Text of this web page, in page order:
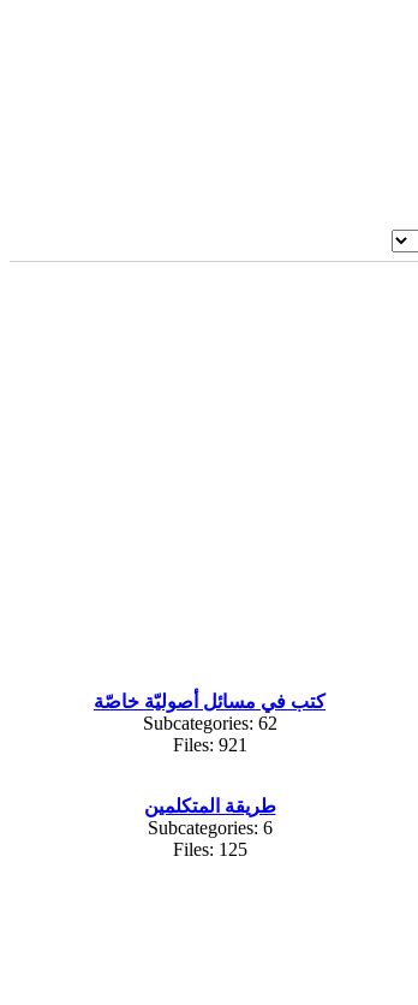
كتب في مسائل أصوليّة خاصّة
Subcategories: 62
Files: 921
طريقة المتكلمين
Subcategories: 6
Files: 125